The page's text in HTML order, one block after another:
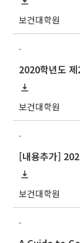
보건대학원
-
2020학년도
보건대학원
-
보건대학원
-